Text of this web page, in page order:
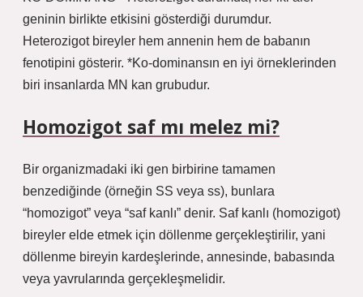
geninin birlikte etkisini gösterdiği durumdur.
Heterozigot bireyler hem annenin hem de babanın
fenotipini gösterir. *Ko-dominansın en iyi örneklerinden
biri insanlarda MN kan grubudur.
Homozigot saf mı melez mi?
Bir organizmadaki iki gen birbirine tamamen
benzediğinde (örneğin SS veya ss), bunlara
“homozigot” veya “saf kanlı” denir. Saf kanlı (homozigot)
bireyler elde etmek için döllenme gerçekleştirilir, yani
döllenme bireyin kardeşlerinde, annesinde, babasında
veya yavrularında gerçekleşmelidir.